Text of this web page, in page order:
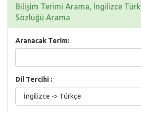
Bilişim Terimi Arama, İngilizce
Sözlüğü Arama
Aranacak Terim:
Dil Tercihi :